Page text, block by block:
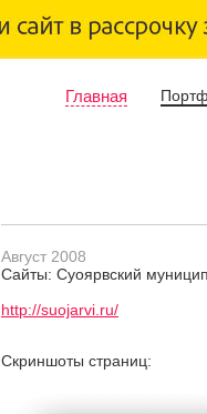
Главная
Август 2008
Сайты: Суоярвский
http://suojarvi.ru/
Скриншоты страниц: